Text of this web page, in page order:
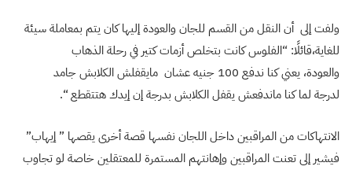
ولفت إلى أن النقل من القسم للجان والعودة إليها كان يتم بمعاملة سيئة
للغاية،قائلًا: “الفلوس كانت بتخلص أزمات كتير في رحلة الذهاب
والعودة، يعني كنا ندفع 100 جنيه عشان مايقفلش الكلابش جامد
لدرجة لما كنا ماندفعش يقفل الكلابش بدرجة إن إيدك هتتقطع “.
الانتهاكات من المراقبين داخل اللجان نفسها قصة أخرى يقصها ” إيهاب”
فيشير إلى تعنت المراقبين وإهانتهم المستمرة للمعتقلين خاصة لو تجاوب